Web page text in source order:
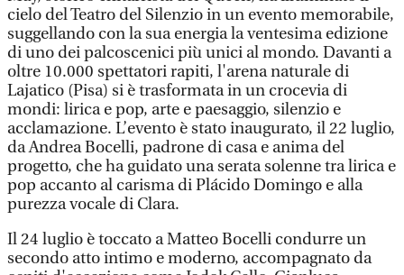
cielo del Teatro del Silenzio in un evento memorabile,
suggellando con la sua energia la ventesima edizione
di uno dei palcoscenici più unici al mondo. Davanti a
oltre 10.000 spettatori rapiti, l'arena naturale di
Lajatico (Pisa) si è trasformata in un crocevia di
mondi: lirica e pop, arte e paesaggio, silenzio e
acclamazione. L’evento è stato inaugurato, il 22 luglio,
da Andrea Bocelli, padrone di casa e anima del
progetto, che ha guidato una serata solenne tra lirica e
pop accanto al carisma di Plácido Domingo e alla
purezza vocale di Clara.
Il 24 luglio è toccato a Matteo Bocelli condurre un
secondo atto intimo e moderno, accompagnato da